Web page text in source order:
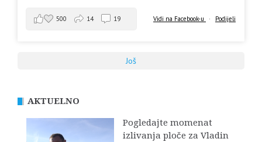
Vidi na Facebook-u · Podijeli
500 14 19
Još
AKTUELNO
Pogledajte momenat
izlivanja ploče za Vladin